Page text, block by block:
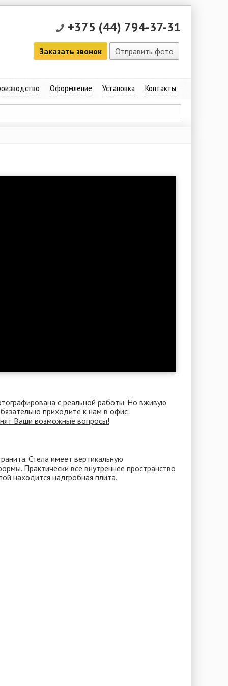
+375 (44) 794-37-31
Заказать звонок Отправить фото
Оформление Установка Контакты
с реальной работы. Но вживую
приходите к нам в офис
Ваши возможные вопросы!
Стела имеет вертикальную
Практически все внутреннее пространство
находится надгробная плита.